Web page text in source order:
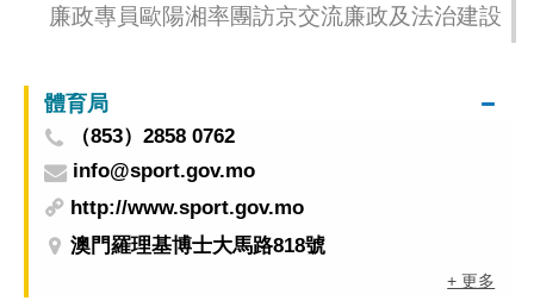
廉政專員歐陽湘率團訪京交流廉政及法治建設
體育局
（853）2858 0762
info@sport.gov.mo
http://www.sport.gov.mo
澳門羅理基博士大馬路818號
+ 更多